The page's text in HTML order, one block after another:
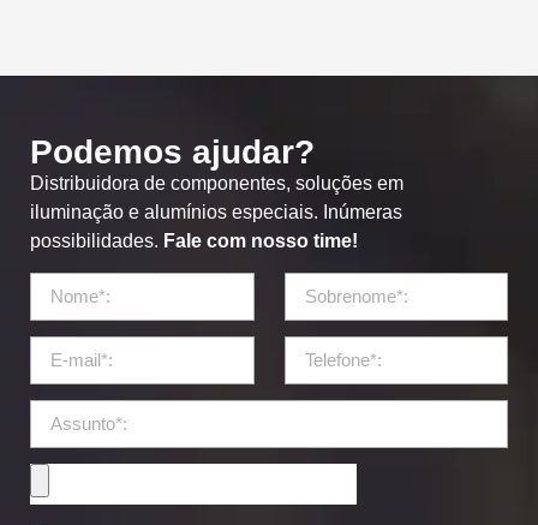
Podemos ajudar?
Distribuidora de componentes, soluções em
iluminação e alumínios especiais. Inúmeras
possibilidades. Fale com nosso time!